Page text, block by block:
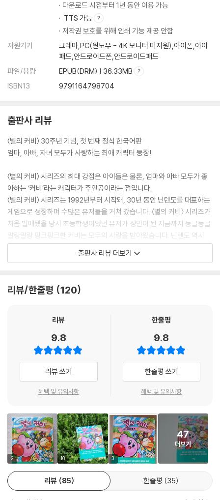
다운로드 시점부터 1년 동안 이용 가능
TTS 가능
저작권 보호를 위해 인쇄 기능 제공 안함
지원기기
크레마,PC(윈도우 - 4K 모니터 미지원),아이폰,아이
패드,안드로이드폰,안드로이드패드
파일/용량
EPUB(DRM) | 36.33MB
ISBN13
9791164798704
출판사 리뷰
〈별의 커비〉 30주년 기념, 첫 번째 정식 한국어판
엄마, 아빠, 자녀 모두가 사랑하는 최애 캐릭터 등장!
〈별의 커비〉 시리즈의 최대 강점은 아이들은 물론, 엄마와 아빠 모두가 좋
아하는 ‘커비’라는 캐릭터가 주인공이라는 점입니다.
〈별의 커비〉 시리즈는 1992년부터 시작돼, 30년 동안 닌텐도를 대표하는
게임으로 성장하며 수많은 유저들을 거쳐 갔습니다. 〈별의 커비〉 시리즈가
처음 발매됐을 당시 초등학생이었던 유저가 성인이 된 지금까지 동글동글
말랑말랑 핑크핑크한 커비는 모두의 사랑을 받아왔습니다. 닌텐도 역시
〈별의 커비 슈퍼디럭스〉, 〈털실 커비 이야기〉, 〈도팡 일당의 습격〉, 〈별의 커
비 디스커버리〉 등의 베스트셀러를 연이어 출시하며 전 세계 커비 팬들을
게임을 즐기고, ‘커비와 친구들’ 피규어를 모으고, 동글동글 말랑말랑 핑크
며 게임 속에서는 느끼지 못했던 커비를 생각하고, 커비와 친구들이 펼치
행복 가득한 경험을 아이들과 함께 나눌 수 있을 것입니다.
출판사 리뷰 더보기
리뷰/한줄평 120
리뷰
9.8
리뷰 쓰기
혜택 및 유의사항
한줄평
9.8
한줄평 쓰기
혜택 및 유의사항
2 10 3
47
더보기
리뷰 85 한줄평 35